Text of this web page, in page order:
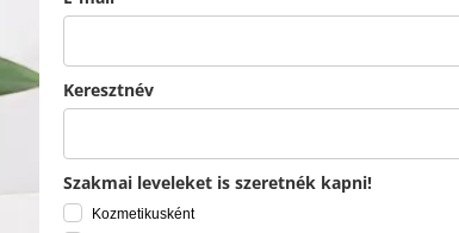
Keresztnév
Szakmai leveleket is szeretnék kapni!
Kozmetikusként